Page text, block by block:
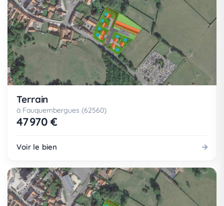
Terrain
à Fauquembergues (62560)
47 970 €
Voir le bien